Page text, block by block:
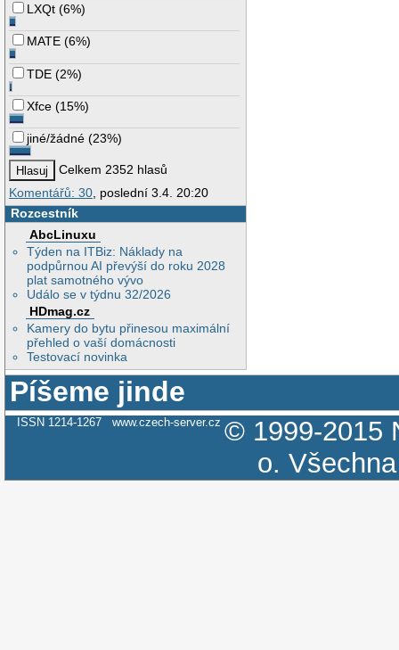
LXQt (6%)
MATE (6%)
TDE (2%)
Xfce (15%)
jiné/žádné (23%)
Celkem 2352 hlasů
Komentářů: 30 , poslední 3.4. 20:20
Rozcestník
AbcLinuxu
Týden na ITBiz: Náklady na
podpůrnou AI převýší do roku 2028
plat samotného vývo
Událo se v týdnu 32/2026
HDmag.cz
Kamery do bytu přinesou maximální
přehled o vaší domácnosti
Testovací novinka
Píšeme jinde
ISSN 1214-1267 www.czech-server.cz © 1999-2015
o.